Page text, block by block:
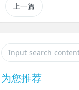
上一篇
为您推荐